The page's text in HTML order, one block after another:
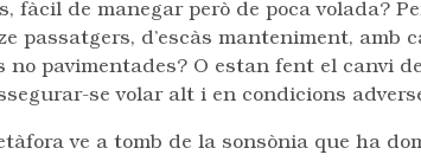
fàcil de manegar però de poca volada?
passatgers, d’escàs manteniment, amb
no pavimentades? O estan fent el canvi
se volar alt i en condicions
ve a tomb de la sonsònia que ha